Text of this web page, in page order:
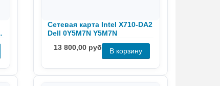
Сетевая карта Intel X710-DA2
Dell 0Y5M7N Y5M7N
13 800,00 руб